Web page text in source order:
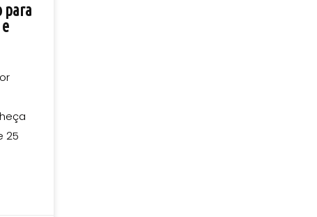
para
25